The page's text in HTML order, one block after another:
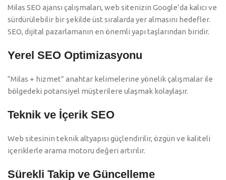
Milas SEO ajansı çalışmaları, web sitenizin Google’da kalıcı ve
sürdürülebilir bir şekilde üst sıralarda yer almasını hedefler.
SEO, dijital pazarlamanın en önemli yapı taşlarından biridir.
Yerel SEO Optimizasyonu
“Milas + hizmet” anahtar kelimelerine yönelik çalışmalar ile
bölgedeki potansiyel müşterilere ulaşmak kolaylaşır.
Teknik ve İçerik SEO
Web sitesinin teknik altyapısı güçlendirilir, özgün ve kaliteli
içeriklerle arama motoru değeri artırılır.
Sürekli Takip ve Güncelleme